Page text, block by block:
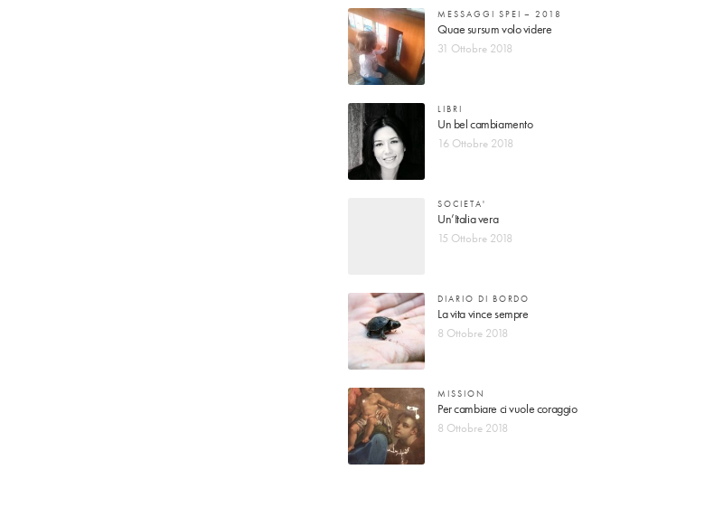
MESSAGGI SPEI – 2018
Quae sursum volo videre
31 Ottobre 2018
LIBRI
Un bel cambiamento
16 Ottobre 2018
SOCIETA'
Un’Italia vera
15 Ottobre 2018
DIARIO DI BORDO
La vita vince sempre
8 Ottobre 2018
MISSION
Per cambiare ci vuole coraggio
8 Ottobre 2018